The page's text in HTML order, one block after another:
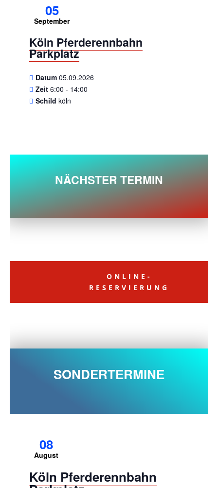
05
September
Köln Pferderennbahn
Parkplatz
Datum 05.09.2026
Zeit 6:00 - 14:00
Schild köln
NÄCHSTER TERMIN
ONLINE-
RESERVIERUNG
SONDERTERMINE
08
August
Köln Pferderennbahn